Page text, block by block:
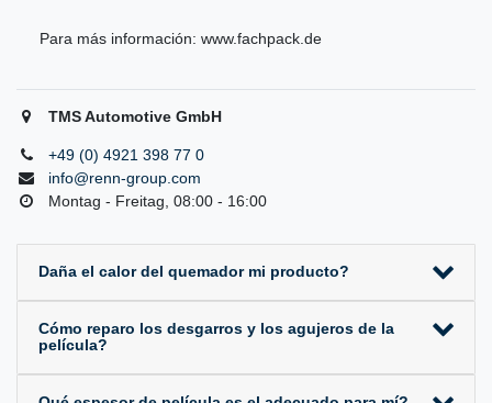
Para más información: www.fachpack.de
TMS Automotive GmbH
+49 (0) 4921 398 77 0
info@renn-group.com
Montag - Freitag, 08:00 - 16:00
Daña el calor del quemador mi producto?
Cómo reparo los desgarros y los agujeros de la
película?